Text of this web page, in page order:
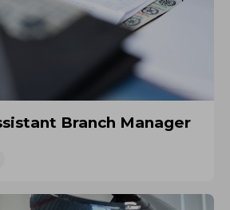
Branch Manager